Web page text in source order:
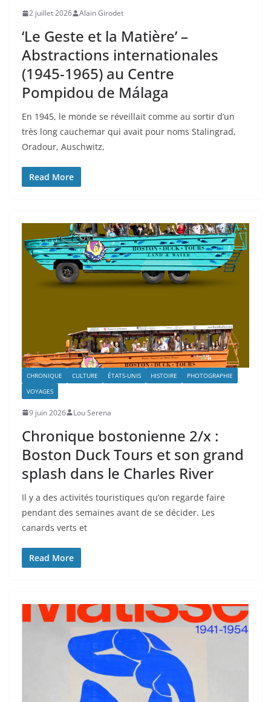
2 juillet 2026 Alain Girodet
‘Le Geste et la Matière’ –
Abstractions internationales
(1945-1965) au Centre
Pompidou de Málaga
En 1945, le monde se réveillait comme au sortir d’un
très long cauchemar qui avait pour noms Stalingrad,
Oradour, Auschwitz,
Read More
CHRONIQUE CULTURE ÉTATS-UNIS HISTOIRE
PHOTOGRAPHIE
VOYAGES
9 juin 2026 Lou Serena
Chronique bostonienne 2/x :
Boston Duck Tours et son grand
splash dans le Charles River
Il y a des activités touristiques qu’on regarde faire
pendant des semaines avant de se décider. Les
canards verts et
Read More